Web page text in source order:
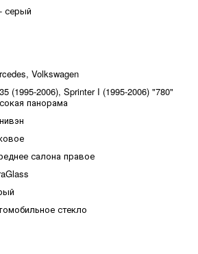
серый
Volkswagen
(1995-2006), Sprinter I (1995-2006) "780"
панорама
салона правое
стекло